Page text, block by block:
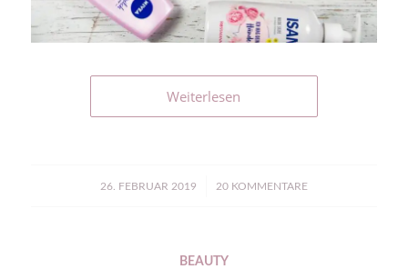
Weiterlesen
26. FEBRUAR 2019
/ 20 KOMMENTARE
BEAUTY